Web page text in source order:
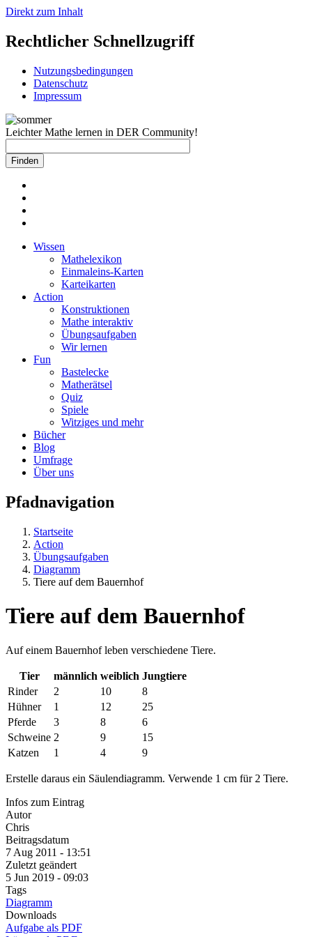
Direkt zum Inhalt
Rechtlicher Schnellzugriff
Nutzungsbedingungen
Datenschutz
Impressum
Leichter Mathe lernen in DER Community!
Wissen
Mathelexikon
Einmaleins-Karten
Karteikarten
Action
Konstruktionen
Mathe interaktiv
Übungsaufgaben
Wir lernen
Fun
Bastelecke
Matherätsel
Quiz
Spiele
Witziges und mehr
Bücher
Blog
Umfrage
Über uns
Pfadnavigation
Startseite
Action
Übungsaufgaben
Diagramm
Tiere auf dem Bauernhof
Tiere auf dem Bauernhof
Auf einem Bauernhof leben verschiedene Tiere.
Tier männlich weiblich Jungtiere
Rinder
2 10
8
Hühner
1 12
25
Pferde
3 8
6
Schweine 2 9
15
Katzen
1 4 9
Erstelle daraus ein Säulendiagramm. Verwende 1 cm für 2 Tiere.
Infos zum Eintrag
Autor
Chris
Beitragsdatum
7 Aug 2011 - 13:51
Zuletzt geändert
5 Jun 2019 - 09:03
Tags
Diagramm
Downloads
Aufgabe als PDF